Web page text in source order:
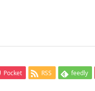
Pocket RSS feedly